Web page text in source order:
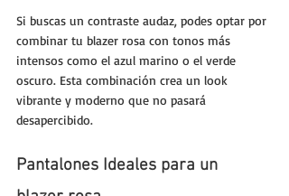
Si buscas un contraste audaz, podes optar por
combinar tu blazer rosa con tonos más
intensos como el azul marino o el verde
oscuro. Esta combinación crea un look
vibrante y moderno que no pasará
desapercibido.
Pantalones Ideales para un